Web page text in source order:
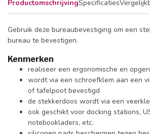
ProductomschrijvingSpecificaties
Gebruik deze bureaubevestiging om een
bureau te bevestigen.
Kenmerken
realiseer een ergonomische en
wordt via een schroefklem aan een
of tafelpoot bevestigd
de stekkerdoos wordt via een
ook geschikt voor docking stations,
notebookladers, etc.